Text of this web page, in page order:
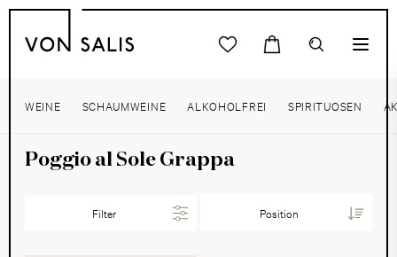
WEINE SCHAUMWEINE ALKOHOLFREI SPIRITUOSEN
Poggio al Sole Grappa
Filter